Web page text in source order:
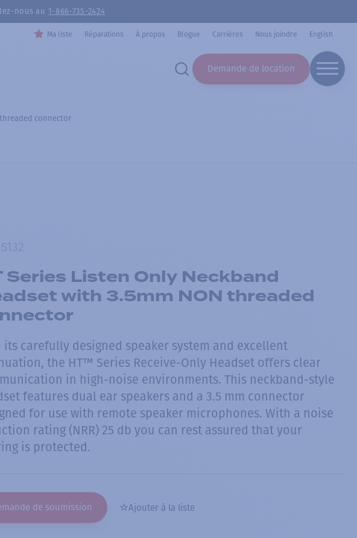
nous au 1-866-735-2424
Ma liste Réparations À propos Blogue Carrières Nous joindre English
Demande de location
threaded connector
Series Listen Only Neckband
with 3.5mm NON threaded
its carefully designed speaker system and excellent
the HT™ Series Receive-Only Headset offers clear
in high-noise environments. This neckband-style
features dual ear speakers and a 3.5 mm connector
for use with remote speaker microphones. With a noise
rating (NRR) 25 db you can rest assured that your
is protected.
de soumission Ajouter à la liste